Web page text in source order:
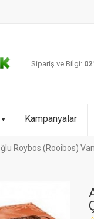
Sipariş ve Bilgi:
Kampanyalar
Roybos (Rooibos)